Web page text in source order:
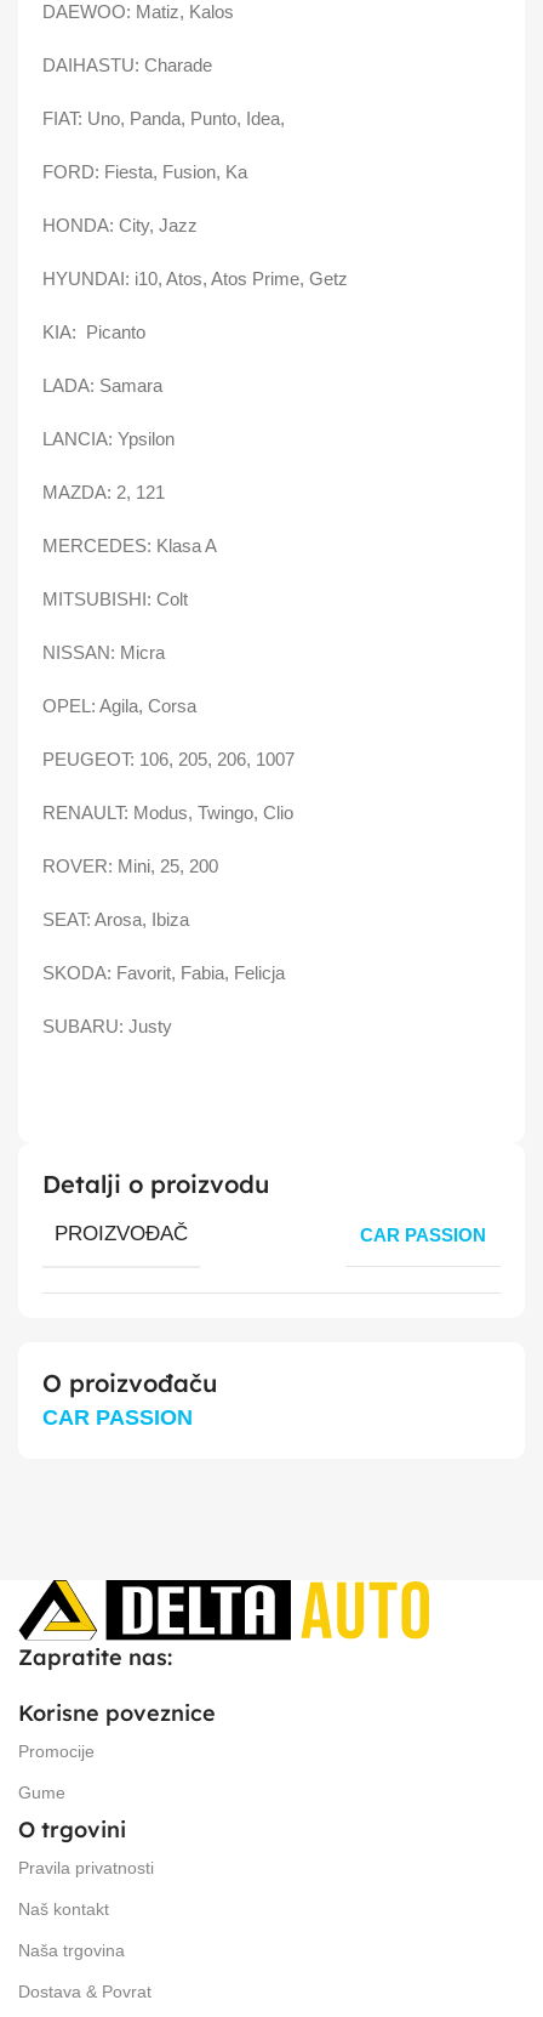
DAEWOO: Matiz, Kalos
DAIHASTU: Charade
FIAT: Uno, Panda, Punto, Idea,
FORD: Fiesta, Fusion, Ka
HONDA: City, Jazz
HYUNDAI: i10, Atos, Atos Prime, Getz
KIA: Picanto
LADA: Samara
LANCIA: Ypsilon
MAZDA: 2, 121
MERCEDES: Klasa A
MITSUBISHI: Colt
NISSAN: Micra
OPEL: Agila, Corsa
PEUGEOT: 106, 205, 206, 1007
RENAULT: Modus, Twingo, Clio
ROVER: Mini, 25, 200
SEAT: Arosa, Ibiza
SKODA: Favorit, Fabia, Felicja
SUBARU: Justy
Detalji o proizvodu
PROIZVOĐAČ CAR PASSION
O proizvođaču
CAR PASSION
Zapratite nas:
Korisne poveznice
Promocije
Gume
O trgovini
Pravila privatnosti
Naš kontakt
Naša trgovina
Dostava & Povrat